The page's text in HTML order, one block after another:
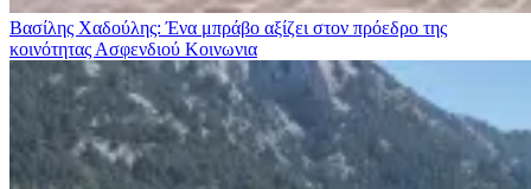
Βασίλης Χαδούλης: Ένα μπράβο αξίζει στον πρόεδρο της
κοινότητας Ασφενδιού Κοινωνια